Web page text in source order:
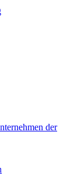
der